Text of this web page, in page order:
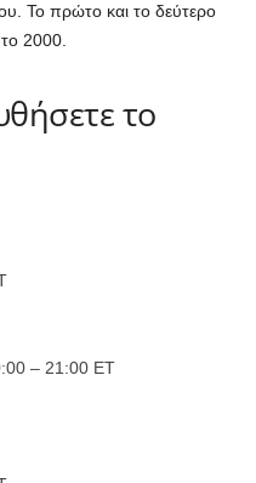
Το πρώτο και το δεύτερο
2000.
το
– 21:00 ET